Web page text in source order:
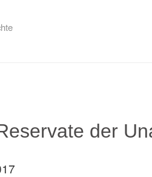
der